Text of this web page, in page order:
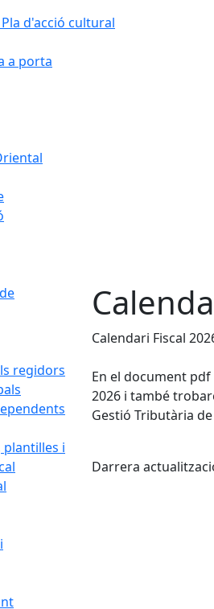
d'acció cultural
a porta
regidors
plantilles i
Calendari Fiscal
En el document
2026 i també
Gestió Tributària
Darrera